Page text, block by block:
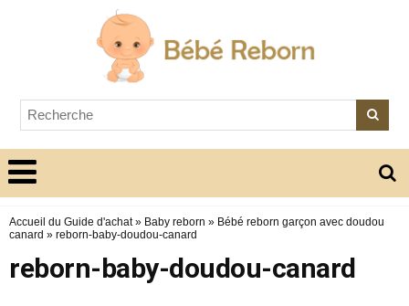
Accueil du Guide d'achat» Baby reborn » Bébé reborn garçon avec doudou
canard » reborn-baby-doudou-canard
reborn-baby-doudou-canard